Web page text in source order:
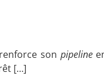
son pipeline
[…]